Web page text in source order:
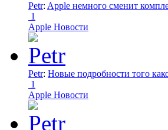
Petr: Apple немного сменит
1
Apple Новости
Petr: Новые подробности того
1
Apple Новости